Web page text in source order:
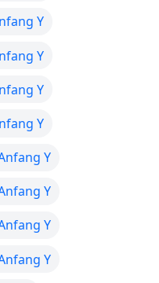
Y
Y
Y
Y
Y
Y
Y
Y